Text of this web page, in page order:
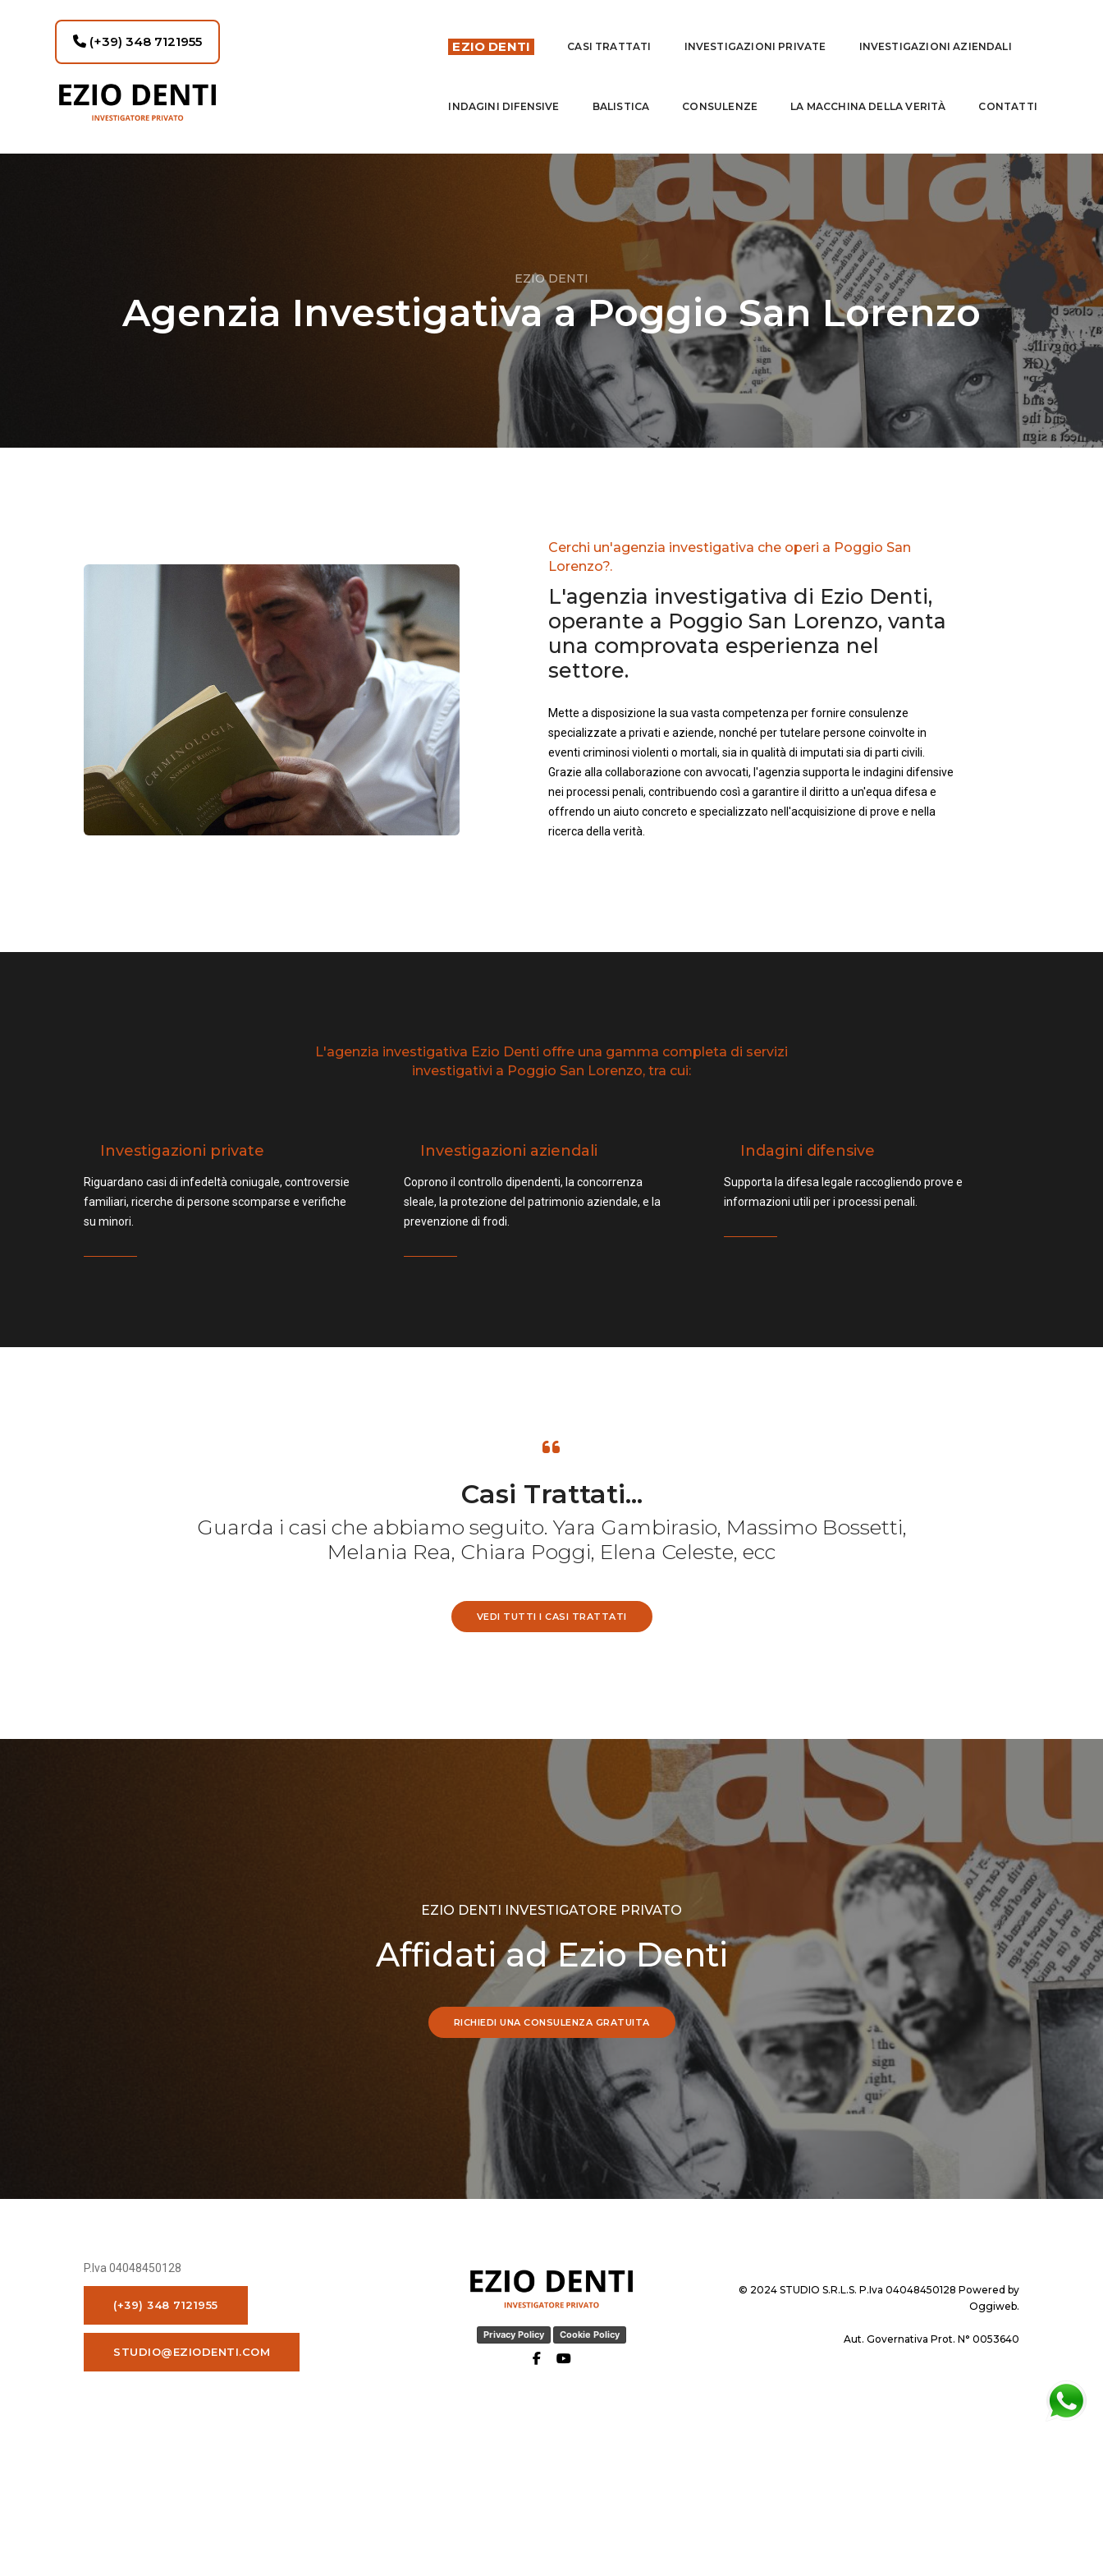
(+39) 348 7121955 EZIO DENTI CASI TRATTATI INVESTIGAZIONI PRIVATE INVESTIGAZIONI AZIENDALI
INDAGINI DIFENSIVE BALISTICA CONSULENZE LA MACCHINA DELLA VERITÀ CONTATTI
EZIO DENTI
Agenzia Investigativa a Poggio San Lorenzo
Cerchi un'agenzia investigativa che operi a Poggio San
Lorenzo?.
L'agenzia investigativa di Ezio Denti,
operante a Poggio San Lorenzo, vanta
una comprovata esperienza nel
settore.
Mette a disposizione la sua vasta competenza per fornire consulenze
specializzate a privati e aziende, nonché per tutelare persone coinvolte in
eventi criminosi violenti o mortali, sia in qualità di imputati sia di parti civili.
Grazie alla collaborazione con avvocati, l'agenzia supporta le indagini difensive
nei processi penali, contribuendo così a garantire il diritto a un'equa difesa e
offrendo un aiuto concreto e specializzato nell'acquisizione di prove e nella
ricerca della verità.
L'agenzia investigativa Ezio Denti offre una gamma completa di servizi
investigativi a Poggio San Lorenzo, tra cui:
Investigazioni private
Riguardano casi di infedeltà coniugale, controversie
familiari, ricerche di persone scomparse e verifiche
su minori.
Investigazioni aziendali
Coprono il controllo dipendenti, la concorrenza
sleale, la protezione del patrimonio aziendale, e la
prevenzione di frodi.
Indagini difensive
Supporta la difesa legale raccogliendo prove e
informazioni utili per i processi penali.
Casi Trattati...
Guarda i casi che abbiamo seguito. Yara Gambirasio, Massimo Bossetti,
Melania Rea, Chiara Poggi, Elena Celeste, ecc
VEDI TUTTI I CASI TRATTATI
EZIO DENTI INVESTIGATORE PRIVATO
Affidati ad Ezio Denti
RICHIEDI UNA CONSULENZA GRATUITA
P.Iva 04048450128
(+39) 348 7121955
STUDIO@EZIODENTI.COM
Privacy Policy Cookie Policy
© 2024 STUDIO S.R.L.S. P.Iva 04048450128 Powered by
Oggiweb.
Aut. Governativa Prot. N° 0053640